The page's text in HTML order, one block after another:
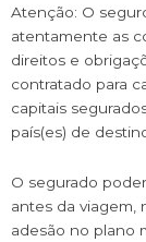
Atenção: O
atentamente as
direitos e
contratado para
capitais
país(es) de
O segurado
antes da viagem,
adesão no plano